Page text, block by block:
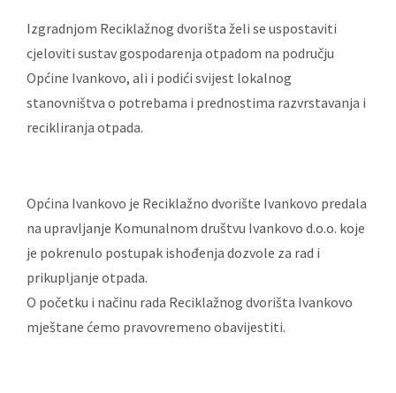
Izgradnjom Reciklažnog dvorišta želi se uspostaviti
cjeloviti sustav gospodarenja otpadom na području
Općine Ivankovo, ali i podići svijest lokalnog
stanovništva o potrebama i prednostima razvrstavanja i
recikliranja otpada.
Općina Ivankovo je Reciklažno dvorište Ivankovo predala
na upravljanje Komunalnom društvu Ivankovo d.o.o. koje
je pokrenulo postupak ishođenja dozvole za rad i
prikupljanje otpada.
O početku i načinu rada Reciklažnog dvorišta Ivankovo
mještane ćemo pravovremeno obavijestiti.